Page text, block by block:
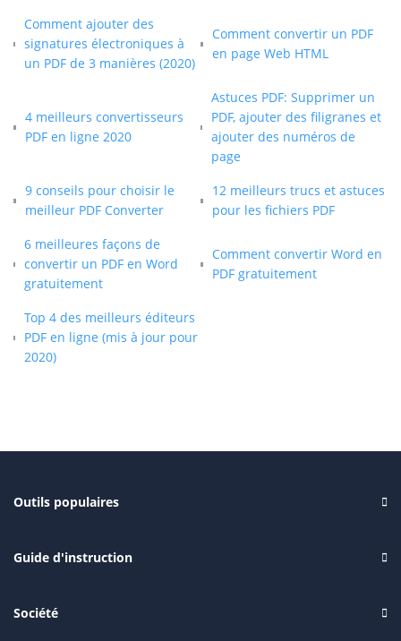
Comment ajouter des
signatures électroniques à
un PDF de 3 manières (2020)
Comment convertir un PDF
en page Web HTML
4 meilleurs convertisseurs
PDF en ligne 2020
Astuces PDF: Supprimer un
PDF, ajouter des filigranes et
ajouter des numéros de
page
9 conseils pour choisir le
meilleur PDF Converter
12 meilleurs trucs et astuces
pour les fichiers PDF
6 meilleures façons de
convertir un PDF en Word
gratuitement
Comment convertir Word en
PDF gratuitement
Top 4 des meilleurs éditeurs
PDF en ligne (mis à jour pour
2020)
Outils populaires
Guide d'instruction
Société